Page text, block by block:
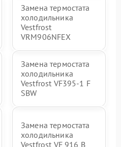
Замена термостата
холодильника
Vestfrost
VRM906NFEX
Замена термостата
холодильника
Vestfrost VF395-1 F
SBW
Замена термостата
холодильника
Vestfrost VF 916 B